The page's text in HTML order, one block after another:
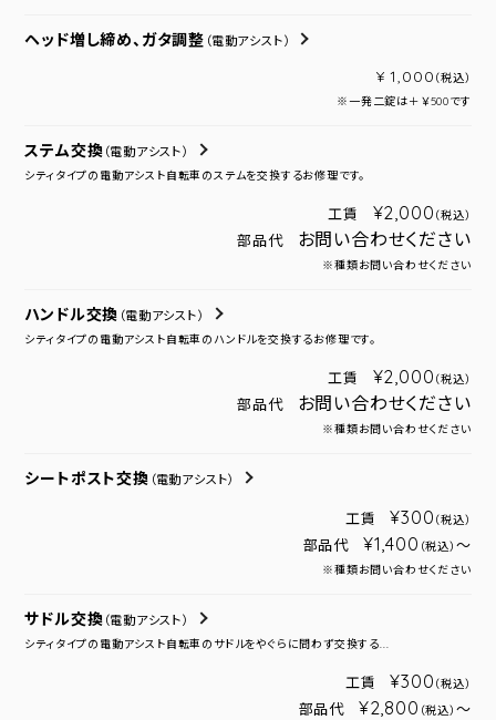
ヘッド増し締め、ガタ調整 （電動アシスト）
¥ 1,000 （税込）
※一発二錠は＋￥500です
ステム交換 （電動アシスト）
シティタイプの電動アシスト自転車のステムを交換するお修理です。
工賃 ¥2,000 （税込）
部品代 お問い合わせください
※種類お問い合わせください
ハンドル交換 （電動アシスト）
シティタイプの電動アシスト自転車のハンドルを交換するお修理です。
工賃 ¥2,000 （税込）
部品代 お問い合わせください
※種類お問い合わせください
シートポスト交換 （電動アシスト）
工賃 ¥300 （税込）
部品代 ¥1,400 （税込） ～
※種類お問い合わせください
サドル交換 （電動アシスト）
シティタイプの電動アシスト自転車のサドルをやぐらに問わず交換する...
工賃 ¥300 （税込）
部品代 ¥2,800 （税込） ～